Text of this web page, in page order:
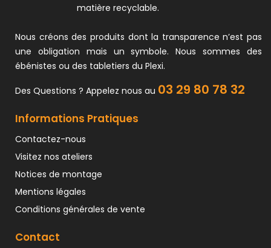
matière recyclable.
Nous créons des produits dont la transparence n’est pas
une obligation mais un symbole. Nous sommes des
ébénistes ou des tabletiers du Plexi.
Des Questions ? Appelez nous au 03 29 80 78 32
Informations Pratiques
Contactez-nous
Visitez nos ateliers
Notices de montage
Mentions légales
Conditions générales de vente
Contact